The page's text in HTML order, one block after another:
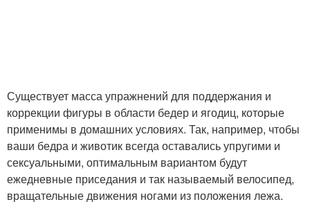
Существует масса упражнений для поддержания и
коррекции фигуры в области бедер и ягодиц, которые
применимы в домашних условиях. Так, например, чтобы
ваши бедра и животик всегда оставались упругими и
сексуальными, оптимальным вариантом будут
ежедневные приседания и так называемый велосипед,
вращательные движения ногами из положения лежа.